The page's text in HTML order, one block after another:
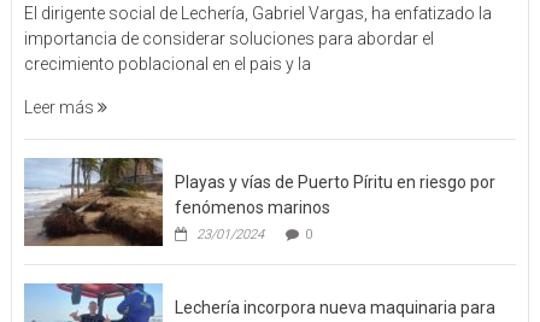
El dirigente social de Lechería, Gabriel Vargas, ha enfatizado la
importancia de considerar soluciones para abordar el
crecimiento poblacional en el pais y la
Leer más
Playas y vías de Puerto Píritu en riesgo por
fenómenos marinos
23/01/2024 0
Lechería incorpora nueva maquinaria para